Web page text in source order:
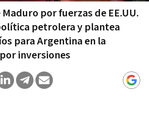
por fuerzas de EE.UU.
petrolera y plantea
para Argentina en la
inversiones